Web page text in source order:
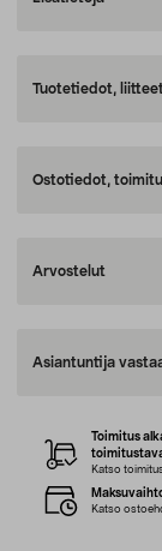
Tuotetiedot,
Ostotiedot,
Arvostelut
Asiantuntija
Toimitus
Katso
Katso